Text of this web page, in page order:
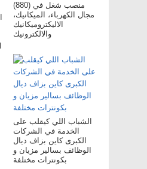
(880) منصب شغل في
مجال الكهرباء، الميكانيك،
الاليكتروميكانيك
والالكترونيك
الشباب اللي كيقلب على
الخدمة في الشركات
الكبرى كاين بزاف ديال
الوظائف بسالير مزيان و
بكونترات مختلفة